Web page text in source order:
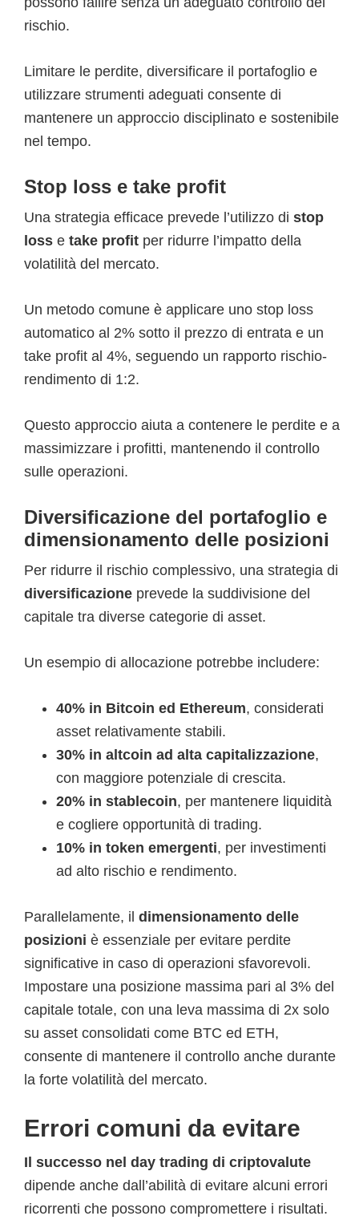
rischio.
Limitare le perdite, diversificare il portafoglio e
utilizzare strumenti adeguati consente di
mantenere un approccio disciplinato e sostenibile
nel tempo.
Stop loss e take profit
Una strategia efficace prevede l’utilizzo di stop
loss e take profit per ridurre l’impatto della
volatilità del mercato.
Un metodo comune è applicare uno stop loss
automatico al 2% sotto il prezzo di entrata e un
take profit al 4%, seguendo un rapporto rischio-
rendimento di 1:2.
Questo approccio aiuta a contenere le perdite e a
massimizzare i profitti, mantenendo il controllo
sulle operazioni.
Diversificazione del portafoglio e
dimensionamento delle posizioni
Per ridurre il rischio complessivo, una strategia di
diversificazione prevede la suddivisione del
capitale tra diverse categorie di asset.
Un esempio di allocazione potrebbe includere:
40% in Bitcoin ed Ethereum, considerati
asset relativamente stabili.
30% in altcoin ad alta capitalizzazione,
con maggiore potenziale di crescita.
20% in stablecoin, per mantenere liquidità
e cogliere opportunità di trading.
10% in token emergenti, per investimenti
ad alto rischio e rendimento.
Parallelamente, il dimensionamento delle
posizioni è essenziale per evitare perdite
significative in caso di operazioni sfavorevoli.
Impostare una posizione massima pari al 3% del
capitale totale, con una leva massima di 2x solo
su asset consolidati come BTC ed ETH,
consente di mantenere il controllo anche durante
la forte volatilità del mercato.
Errori comuni da evitare
Il successo nel day trading di criptovalute
dipende anche dall’abilità di evitare alcuni errori
ricorrenti che possono compromettere i risultati.